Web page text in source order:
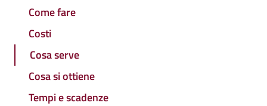
Come fare
Costi
Cosa serve
Cosa si ottiene
Tempi e scadenze